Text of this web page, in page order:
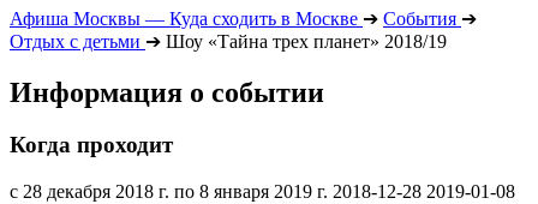
Афиша Москвы — Куда сходить в Москве ➔ События ➔
Отдых с детьми ➔ Шоу «Тайна трех планет» 2018/19
Информация о событии
Когда проходит
с 28 декабря 2018 г. по 8 января 2019 г. 2018-12-28 2019-01-08